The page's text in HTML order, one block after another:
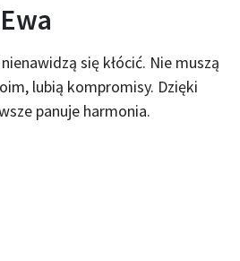
się kłócić. Nie muszą
lubią kompromisy. Dzięki
panuje harmonia.